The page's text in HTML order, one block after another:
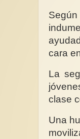
cara
La
clase
Una